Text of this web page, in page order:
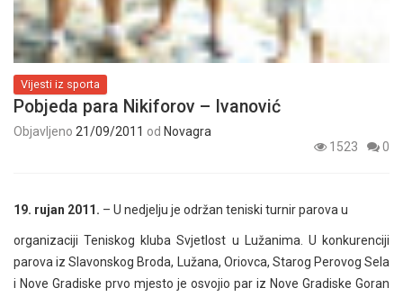
Vijesti iz sporta
Pobjeda para Nikiforov – Ivanović
Objavljeno 21/09/2011 od Novagra
1523
0
19. rujan 2011. – U nedjelju je održan teniski turnir parova u
organizaciji Teniskog kluba Svjetlost u Lužanima. U konkurenciji
parova iz Slavonskog Broda, Lužana, Oriovca, Starog Perovog Sela
i Nove Gradiske prvo mjesto je osvojio par iz Nove Gradiske Goran